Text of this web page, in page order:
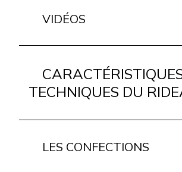
VIDÉOS
TECHNIQUES DU
LES CONFECTIONS